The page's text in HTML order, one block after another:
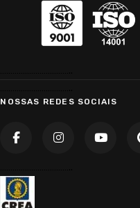
NOSSAS REDES SOCIAIS